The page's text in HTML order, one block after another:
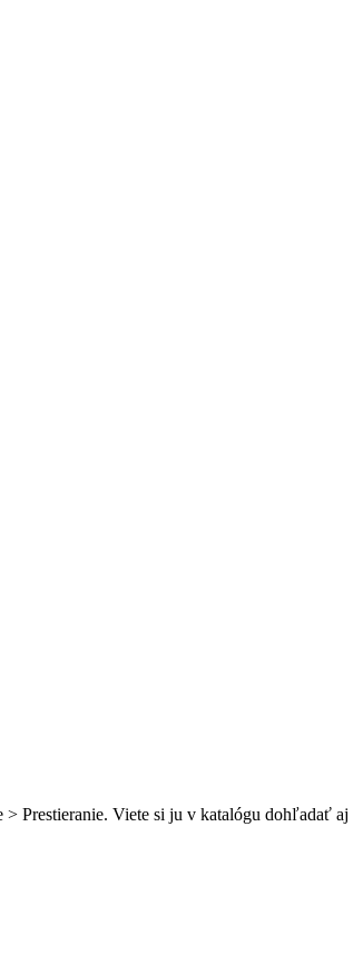
> Prestieranie. Viete si ju v katalógu dohľadať aj